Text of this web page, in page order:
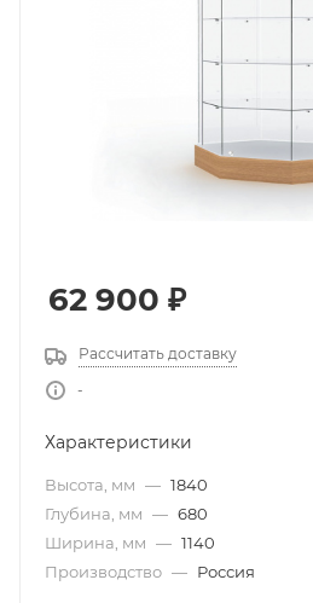
62 900 ₽
Рассчитать доставку
-
Характеристики
Высота, мм — 1840
Глубина, мм — 680
Ширина, мм — 1140
Производство — Россия